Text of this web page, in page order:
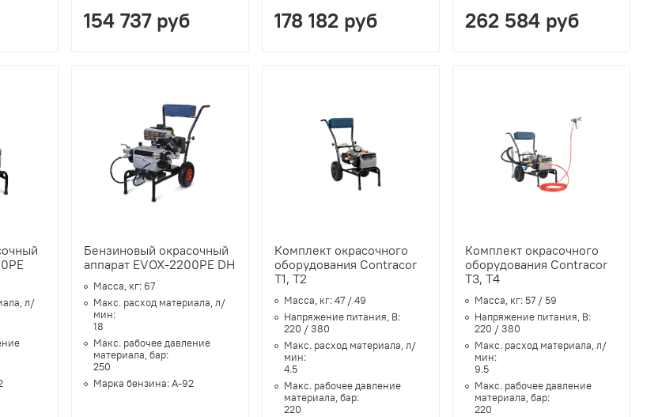
154 737 руб 178 182 руб 262 584 руб
л/
Бензиновый окрасочный
аппарат EVOX-2200PE DH
Масса, кг: 67
Макс. расход материала, л/
мин:
18
Макс. рабочее давление
материала, бар:
250
Марка бензина:А-92
Комплект окрасочного
оборудования Contracor
T1, T2
Масса, кг:47 / 49
Напряжение питания, В:
220 / 380
Макс. расход материала, л/
мин:
4.5
Макс. рабочее давление
материала, бар:
220
Комплект окрасочного
оборудования Contracor
T3, T4
Масса, кг: 57 / 59
Напряжение питания, В:
220 / 380
Макс. расход материала, л/
мин:
9.5
Макс. рабочее давление
материала, бар:
220